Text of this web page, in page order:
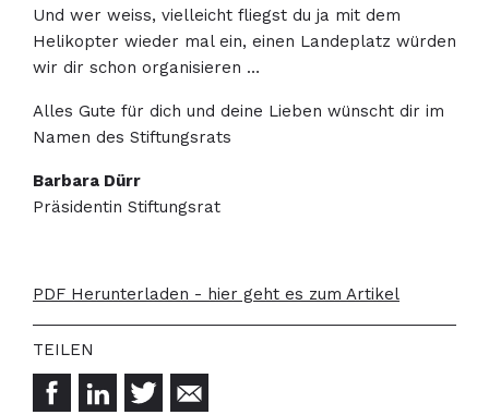
Und wer weiss, vielleicht fliegst du ja mit dem
Helikopter wieder mal ein, einen Landeplatz würden
wir dir schon organisieren …
Alles Gute für dich und deine Lieben wünscht dir im
Namen des Stiftungsrats
Barbara Dürr
Präsidentin Stiftungsrat
PDF Herunterladen - hier geht es zum Artikel